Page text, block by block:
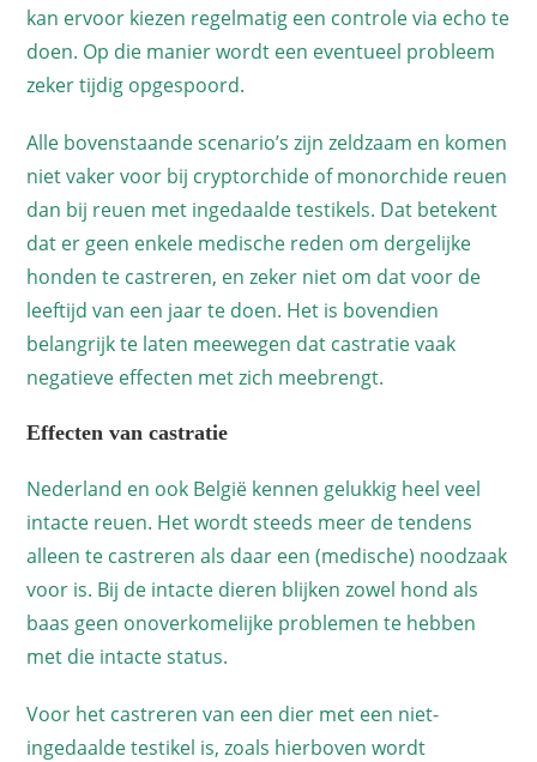
kan ervoor kiezen regelmatig een controle via echo te
doen. Op die manier wordt een eventueel probleem
zeker tijdig opgespoord.
Alle bovenstaande scenario’s zijn zeldzaam en komen
niet vaker voor bij cryptorchide of monorchide reuen
dan bij reuen met ingedaalde testikels. Dat betekent
dat er geen enkele medische reden om dergelijke
honden te castreren, en zeker niet om dat voor de
leeftijd van een jaar te doen. Het is bovendien
belangrijk te laten meewegen dat castratie vaak
negatieve effecten met zich meebrengt.
Effecten van castratie
Nederland en ook België kennen gelukkig heel veel
intacte reuen. Het wordt steeds meer de tendens
alleen te castreren als daar een (medische) noodzaak
voor is. Bij de intacte dieren blijken zowel hond als
baas geen onoverkomelijke problemen te hebben
met die intacte status.
Voor het castreren van een dier met een niet-
ingedaalde testikel is, zoals hierboven wordt